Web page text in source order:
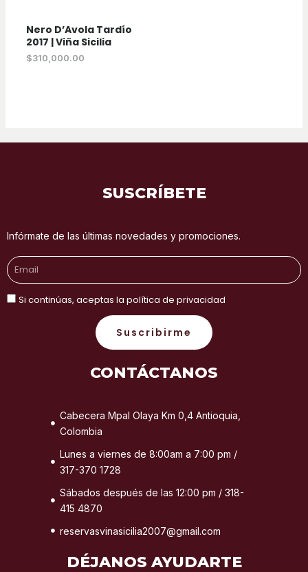
Nero D’Avola Tardío
2017 | Viña Sicilia
$310,000.00
SUSCRÍBETE
Infórmate de las últimas novedades y promociones.
Email
Si continúas, aceptas la política de privacidad
Suscribirme
CONTÁCTANOS
Cabecera Mpal Olaya Km 0,4 Antioquia,
Colombia
Lunes a viernes de 8:00am a 7:00 pm /
317-370 1728
Sábados después de las 12:00 pm / 318-
415 4870
reservasvinasicilia2007@gmail.com
DÉJANOS AYUDARTE